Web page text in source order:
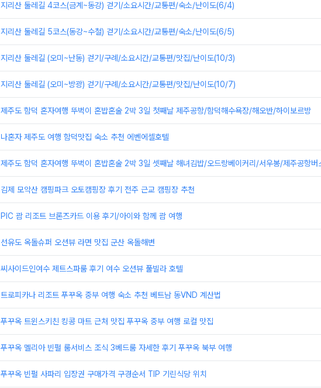
지리산 둘레길 4코스(금계~동강) 걷기/소요시간/교통편/숙소/난이도(6/4)
지리산 둘레길 5코스(동강~수철) 걷기/소요시간/교통편/숙소/난이도(6/5)
지리산 둘레길 (오미~난동) 걷기/구례/소요시간/교통편/맛집/난이도(10/3)
지리산 둘레길 (오미~방광) 걷기/구례/소요시간/교통편/맛집/난이도(10/7)
제주도 함덕 혼자여행 뚜벅이 혼밥혼술 2박 3일 첫째날 제주공항/함덕해수욕장/해오반/하이보르방
나혼자 제주도 여행 함덕맛집 숙소 추천 에벤에셀호텔
제주도 함덕 혼자여행 뚜벅이 혼밥혼술 2박 3일 셋째날 해녀김밥/오드랑베이커리/서우봉/제주공항버
김제 모악산 캠핑파크 오토캠핑장 후기 전주 근교 캠핑장 추천
PIC 괌 리조트 브론즈카드 이용 후기/아이와 함께 괌 여행
선유도 옥돌슈퍼 오션뷰 라면 맛집 군산 옥돌해변
씨사이드인여수 제트스파룸 후기 여수 오션뷰 풀빌라 호텔
트로피카나 리조트 푸꾸옥 중부 여행 숙소 추천 베트남 동VND 계산법
푸꾸옥 트윈스키친 킹콩 마트 근처 맛집 푸꾸옥 중부 여행 로컬 맛집
푸꾸옥 멜리아 빈펄 룸서비스 조식 3베드룸 자세한 후기 푸꾸옥 북부 여행
푸꾸옥 빈펄 사파리 입장권 구매가격 구경순서 TIP 기린식당 위치